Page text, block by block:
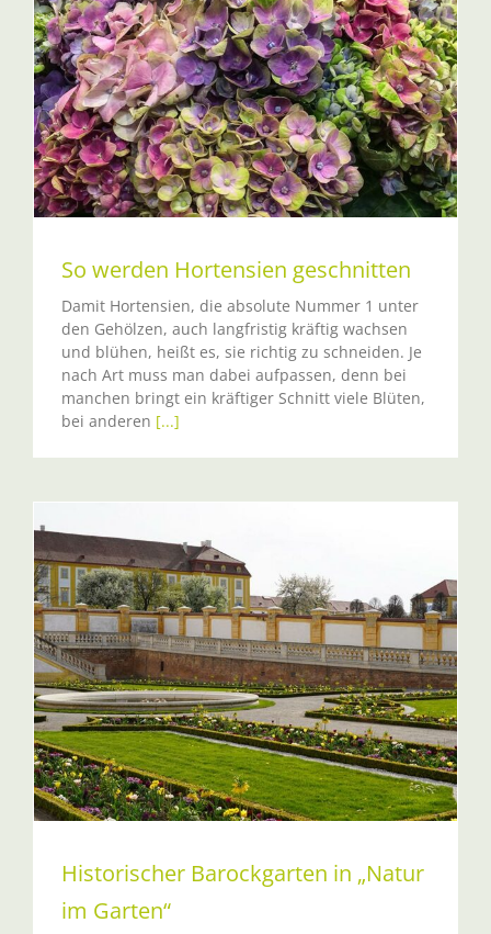
So werden Hortensien geschnitten
Damit Hortensien, die absolute Nummer 1 unter
den Gehölzen, auch langfristig kräftig wachsen
und blühen, heißt es, sie richtig zu schneiden. Je
nach Art muss man dabei aufpassen, denn bei
manchen bringt ein kräftiger Schnitt viele Blüten,
bei anderen [...]
Historischer Barockgarten in „Natur
im Garten“